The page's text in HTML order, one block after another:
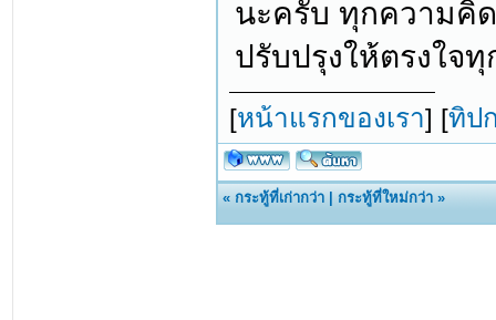
นะครับ ทุกความคิ
ปรับปรุงให้ตรงใจ
[หน้าแรกของเรา] [ทิป
«กระทู้ที่เก่ากว่า |กระทู้ที่ใหม่กว่า »